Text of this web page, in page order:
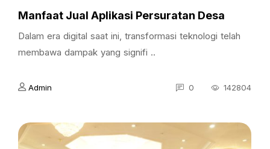
Manfaat Jual Aplikasi Persuratan Desa
Dalam era digital saat ini, transformasi teknologi telah
membawa dampak yang signifi ..
Admin 0 142804